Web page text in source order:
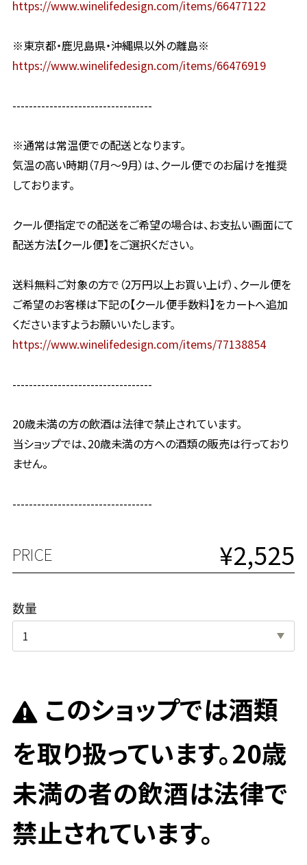
https://www.winelifedesign.com/items/66477122
※東京都・鹿児島県・沖縄県以外の離島※
https://www.winelifedesign.com/items/66476919
----------------------------------
※通常は常温便での配送となります。
気温の高い時期（7月〜9月）は、クール便でのお届けを推奨
しております。
クール便指定での配送をご希望の場合は、お支払い画面にて
配送方法【クール便】をご選択ください。
送料無料ご対象の方で（2万円以上お買い上げ）、クール便を
ご希望のお客様は下記の【クール便手数料】をカートへ追加
くださいますようお願いいたします。
https://www.winelifedesign.com/items/77138854
----------------------------------
20歳未満の方の飲酒は法律で禁止されています。
当ショップでは、20歳未満の方への酒類の販売は行っており
ません。
----------------------------------
PRICE ¥2,525
数量
このショップでは酒類
を取り扱っています。20歳
未満の者の飲酒は法律で
禁止されています。